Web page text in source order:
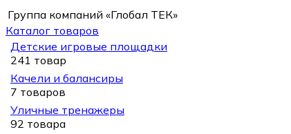
Группа компаний «Глобал ТЕК»
Каталог товаров
Детские игровые площадки
241 товар
Качели и балансиры
7 товаров
Уличные тренажеры
92 товара